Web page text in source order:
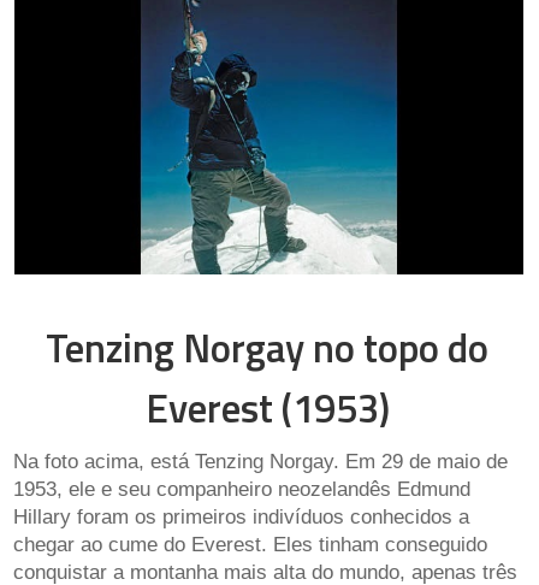
Tenzing Norgay no topo do
Everest (1953)
Na foto acima, está Tenzing Norgay. Em 29 de maio de
1953, ele e seu companheiro neozelandês Edmund
Hillary foram os primeiros indivíduos conhecidos a
chegar ao cume do Everest. Eles tinham conseguido
conquistar a montanha mais alta do mundo, apenas três